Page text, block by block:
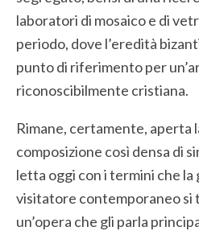
laboratori di mosaico e di
periodo, dove l’eredità
punto di riferimento per
riconoscibilmente cristiana.
Rimane, certamente, aperta
composizione così densa di
letta oggi con i termini che la
visitatore contemporaneo si
un’opera che gli parla